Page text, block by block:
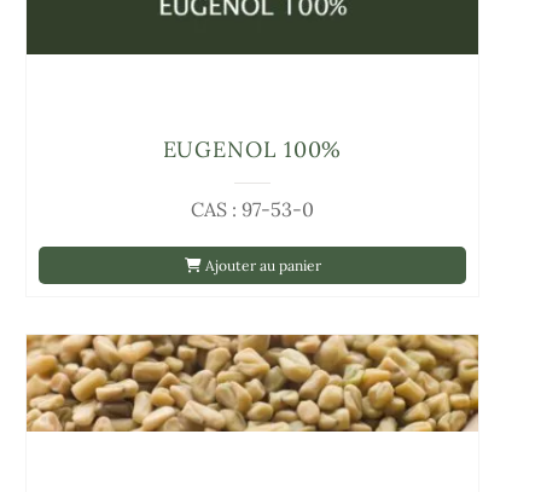
Ajouter au panier
CAS : 97-53-0
EUGENOL 100%